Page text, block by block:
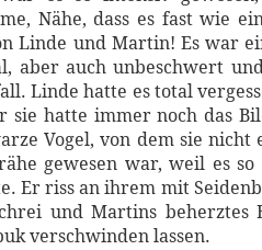
Nähe, dass es fast wie
Linde und Martin! Es war
aber auch unbeschwert
Linde hatte es total
sie hatte immer noch das
Vogel, von dem sie nicht
gewesen war, weil es so
Er riss an ihrem mit
und Martins beherztes
verschwinden lassen.